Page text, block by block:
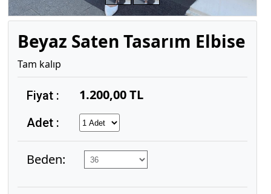
Beyaz Saten Tasarım Elbise
Tam kalıp
Fiyat : 1.200,00 TL
Adet :
Beden: